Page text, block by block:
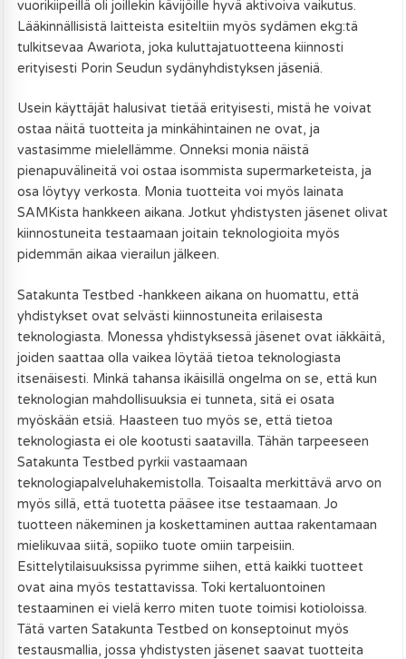
vuorikiipeillä oli joillekin kävijöille hyvä aktivoiva vaikutus.
Lääkinnällisistä laitteista esiteltiin myös sydämen ekg:tä
tulkitsevaa Awariota, joka kuluttajatuotteena kiinnosti
erityisesti Porin Seudun sydänyhdistyksen jäseniä.
Usein käyttäjät halusivat tietää erityisesti, mistä he voivat
ostaa näitä tuotteita ja minkähintainen ne ovat, ja
vastasimme mielellämme. Onneksi monia näistä
pienapuvälineitä voi ostaa isommista supermarketeista, ja
osa löytyy verkosta. Monia tuotteita voi myös lainata
SAMKista hankkeen aikana. Jotkut yhdistysten jäsenet olivat
kiinnostuneita testaamaan joitain teknologioita myös
pidemmän aikaa vierailun jälkeen.
Satakunta Testbed -hankkeen aikana on huomattu, että
yhdistykset ovat selvästi kiinnostuneita erilaisesta
teknologiasta. Monessa yhdistyksessä jäsenet ovat iäkkäitä,
joiden saattaa olla vaikea löytää tietoa teknologiasta
itsenäisesti. Minkä tahansa ikäisillä ongelma on se, että kun
teknologian mahdollisuuksia ei tunneta, sitä ei osata
myöskään etsiä. Haasteen tuo myös se, että tietoa
teknologiasta ei ole kootusti saatavilla. Tähän tarpeeseen
Satakunta Testbed pyrkii vastaamaan
teknologiapalveluhakemistolla. Toisaalta merkittävä arvo on
myös sillä, että tuotetta pääsee itse testaamaan. Jo
tuotteen näkeminen ja koskettaminen auttaa rakentamaan
mielikuvaa siitä, sopiiko tuote omiin tarpeisiin.
Esittelytilaisuuksissa pyrimme siihen, että kaikki tuotteet
ovat aina myös testattavissa. Toki kertaluontoinen
testaaminen ei vielä kerro miten tuote toimisi kotioloissa.
Tätä varten Satakunta Testbed on konseptoinut myös
testausmallia, jossa yhdistysten jäsenet saavat tuotteita